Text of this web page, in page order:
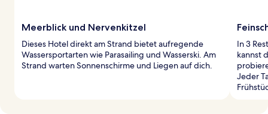
Meerblick und Nervenkitzel
Dieses Hotel direkt am Strand bietet aufregende
Wassersportarten wie Parasailing und Wasserski. Am
Strand warten Sonnenschirme und Liegen auf dich.
In 3
kannst
Jeder